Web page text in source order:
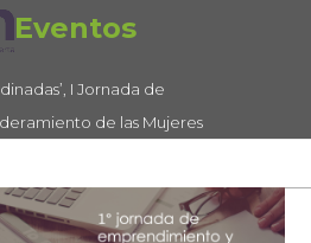
Eventos
I Jornada de
de las Mujeres